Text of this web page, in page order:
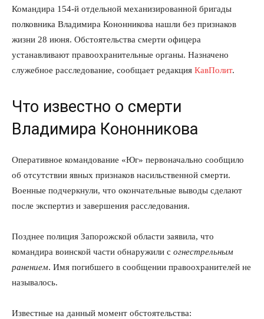
Командира 154-й отдельной механизированной бригады
полковника Владимира Кононникова нашли без признаков
жизни 28 июня. Обстоятельства смерти офицера
устанавливают правоохранительные органы. Назначено
служебное расследование, сообщает редакция КавПолит.
Что известно о смерти
Владимира Кононникова
Оперативное командование «Юг» первоначально сообщило
об отсутствии явных признаков насильственной смерти.
Военные подчеркнули, что окончательные выводы сделают
после экспертиз и завершения расследования.
Позднее полиция Запорожской области заявила, что
командира воинской части обнаружили с огнестрельным
ранением. Имя погибшего в сообщении правоохранителей не
называлось.
Известные на данный момент обстоятельства: